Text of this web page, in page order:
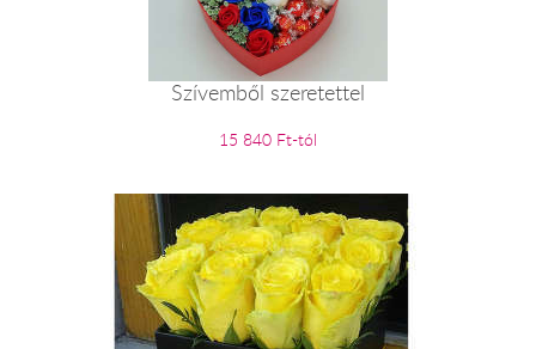
Szívemből szeretettel
15 840 Ft-tól